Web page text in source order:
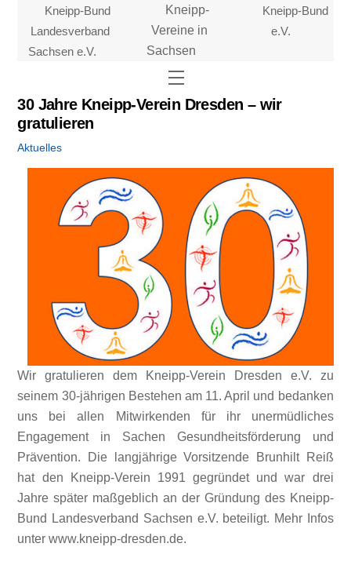
content
Kneipp-Bund
Landesverband
Sachsen e.V.
Kneipp-
Vereine in
Sachsen
Kneipp-Bund
e.V.
Menu
30 Jahre Kneipp-Verein Dresden – wir
gratulieren
Aktuelles
Wir gratulieren dem Kneipp-Verein Dresden e.V. zu
seinem 30-jährigen Bestehen am 11. April und bedanken
uns bei allen Mitwirkenden für ihr unermüdliches
Engagement in Sachen Gesundheitsförderung und
Prävention. Die langjährige Vorsitzende Brunhilt Reiß
hat den Kneipp-Verein 1991 gegründet und war drei
Jahre später maßgeblich an der Gründung des Kneipp-
Bund Landesverband Sachsen e.V. beteiligt. Mehr Infos
unter www.kneipp-dresden.de.